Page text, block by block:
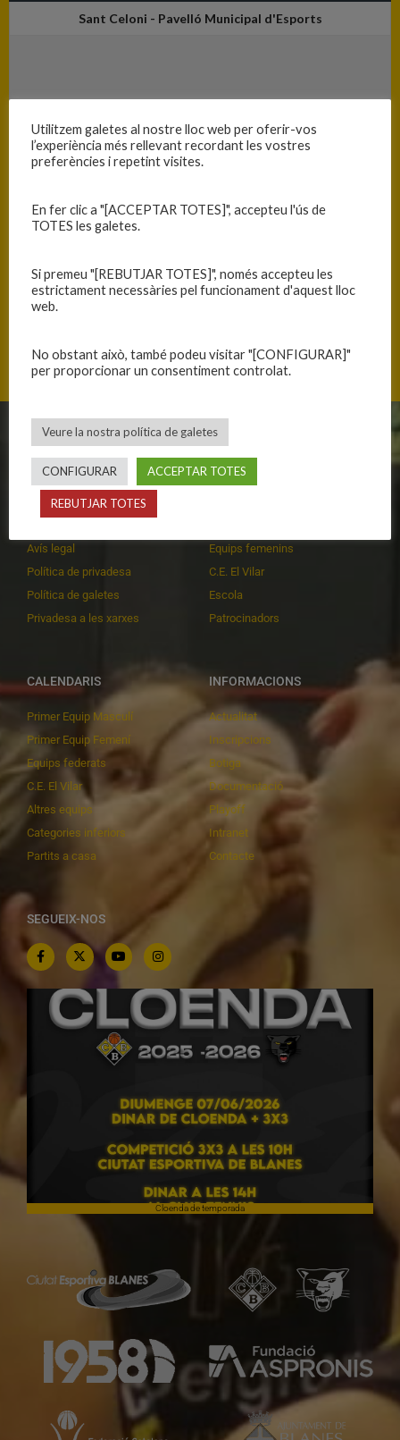
Sant Celoni - Pavelló Municipal d'Esports
CLUB
Història
Organització
Avís legal
Política de privadesa
Política de galetes
Privadesa a les xarxes
EQUIPS
Primer equip masculí
Equips femenins
C.E. El Vilar
Escola
Patrocinadors
CALENDARIS
Primer Equip Masculí
Primer Equip Femení
Equips federats
C.E. El Vilar
Altres equips
Categories inferiors
Partits a casa
INFORMACIONS
Actualitat
Inscripcions
Botiga
Documentació
Playoff
Intranet
Contacte
SEGUEIX-NOS
Cloenda de temporada
Utilitzem galetes al nostre lloc web per oferir-vos
l’experiència més rellevant recordant les vostres
preferències i repetint visites.
En fer clic a "[ACCEPTAR TOTES]", accepteu l'ús de
TOTES les galetes.
Si premeu "[REBUTJAR TOTES]", només accepteu les
estrictament necessàries pel funcionament d'aquest lloc
web.
No obstant això, també podeu visitar "[CONFIGURAR]"
per proporcionar un consentiment controlat.
Veure la nostra política de galetes
CONFIGURAR ACCEPTAR TOTES
REBUTJAR TOTES